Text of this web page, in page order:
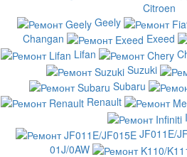
Citroen
Geely
Changan
Exeed
Lifan
Suzuki
Subaru
Renault
JF011E/
01J/0AW